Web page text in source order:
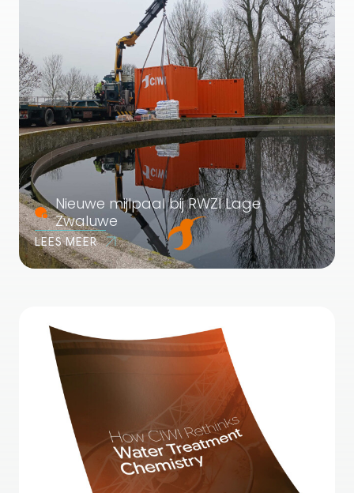
Nieuwe mijlpaal bij RWZI Lage
Zwaluwe
LEES MEER